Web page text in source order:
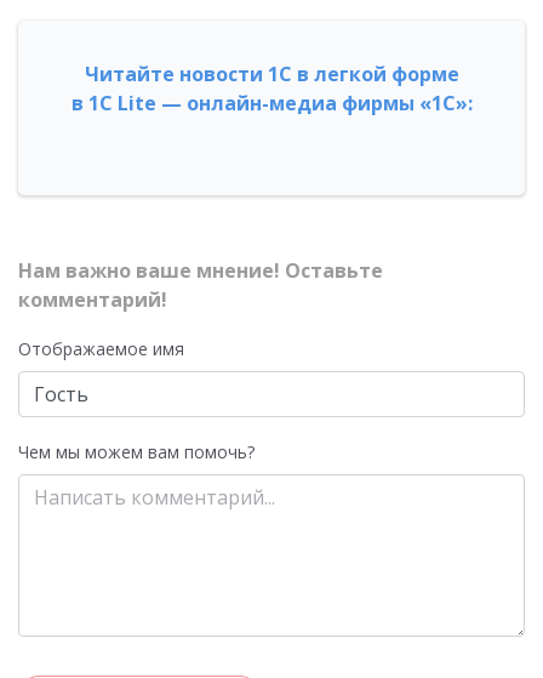
Читайте новости 1С в легкой форме
в 1С Lite — онлайн-медиа фирмы «1С»:
Нам важно ваше мнение! Оставьте
комментарий!
Отображаемое имя
Чем мы можем вам помочь?